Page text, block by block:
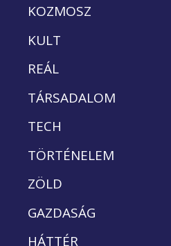
KOZMOSZ
KULT
REÁL
TÁRSADALOM
TECH
TÖRTÉNELEM
ZÖLD
GAZDASÁG
HÁTTÉR